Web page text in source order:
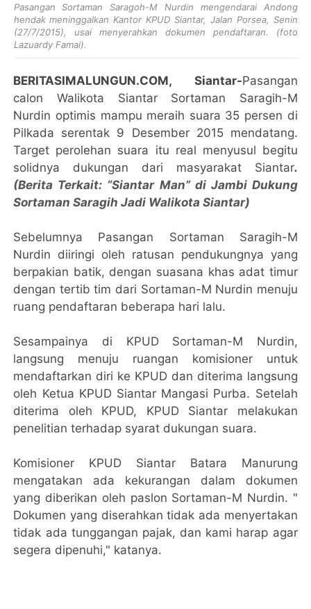
Pasangan Sortaman Saragoh-M Nurdin mengendarai Andong
hendak meninggalkan Kantor KPUD Siantar, Jalan Porsea, Senin
(27/7/2015), usai menyerahkan dokumen pendaftaran. (foto
Lazuardy Famai).
BERITASIMALUNGUN.COM, Siantar-Pasangan
calon Walikota Siantar Sortaman Saragih-M
Nurdin optimis mampu meraih suara 35 persen di
Pilkada serentak 9 Desember 2015 mendatang.
Target perolehan suara itu real menyusul begitu
solidnya dukungan dari masyarakat Siantar.
(Berita Terkait: “Siantar Man” di Jambi Dukung
Sortaman Saragih Jadi Walikota Siantar)
Sebelumnya Pasangan Sortaman Saragih-M
Nurdin diiringi oleh ratusan pendukungnya yang
berpakian batik, dengan suasana khas adat timur
dengan tertib tim dari Sortaman-M Nurdin menuju
ruang pendaftaran beberapa hari lalu.
Sesampainya di KPUD Sortaman-M Nurdin,
langsung menuju ruangan komisioner untuk
mendaftarkan diri ke KPUD dan diterima langsung
oleh Ketua KPUD Siantar Mangasi Purba. Setelah
diterima oleh KPUD, KPUD Siantar melakukan
penelitian terhadap syarat dukungan suara.
Komisioner KPUD Siantar Batara Manurung
mengatakan ada kekurangan dalam dokumen
yang diberikan oleh paslon Sortaman-M Nurdin. "
Dokumen yang diserahkan tidak ada menyertakan
tidak ada tunggangan pajak, dan kami harap agar
segera dipenuhi," katanya.